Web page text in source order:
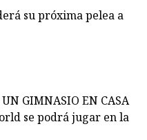
su próxima pelea a
GIMNASIO EN CASA
se podrá jugar en la